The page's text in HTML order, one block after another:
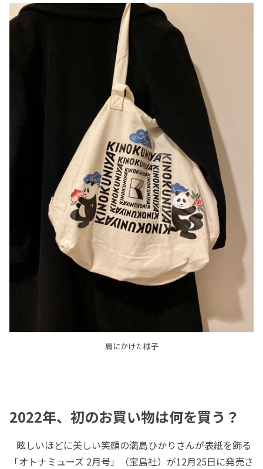
肩にかけた様子
2022年、初のお買い物は何を買う？
眩しいほどに美しい笑顔の満島ひかりさんが表紙を飾る
「オトナミューズ 2月号」（宝島社）が12月25日に発売さ